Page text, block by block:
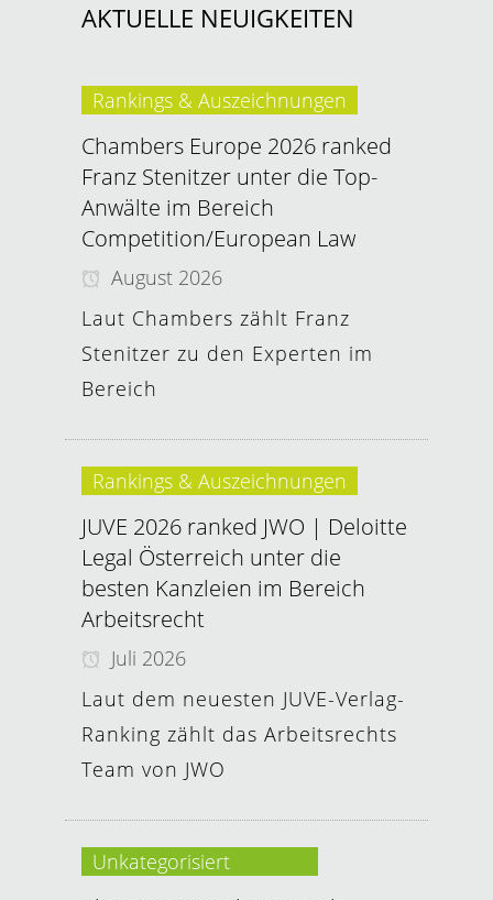
AKTUELLE NEUIGKEITEN
Rankings & Auszeichnungen
Chambers Europe 2026 ranked
Franz Stenitzer unter die Top-
Anwälte im Bereich
Competition/European Law
August 2026
Laut Chambers zählt Franz
Stenitzer zu den Experten im
Bereich
Rankings & Auszeichnungen
JUVE 2026 ranked JWO | Deloitte
Legal Österreich unter die
besten Kanzleien im Bereich
Arbeitsrecht
Juli 2026
Laut dem neuesten JUVE-Verlag-
Ranking zählt das Arbeitsrechts
Team von JWO
Unkategorisiert